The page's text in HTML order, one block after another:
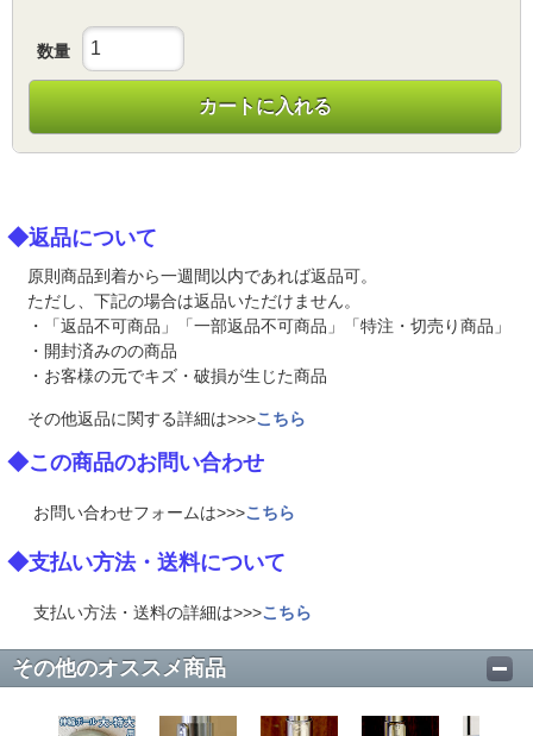
数量
カートに入れる
◆返品について
原則商品到着から一週間以内であれば返品可。
ただし、下記の場合は返品いただけません。
・「返品不可商品」「一部返品不可商品」「特注・切売り商品」
・開封済みのの商品
・お客様の元でキズ・破損が生じた商品
その他返品に関する詳細は>>>こちら
◆この商品のお問い合わせ
お問い合わせフォームは>>>こちら
◆支払い方法・送料について
支払い方法・送料の詳細は>>>こちら
その他のオススメ商品